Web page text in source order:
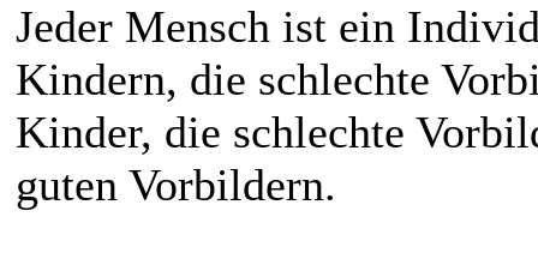
Jeder Mensch ist ein
Kindern, die schlechte
Kinder, die schlechte
guten Vorbildern.